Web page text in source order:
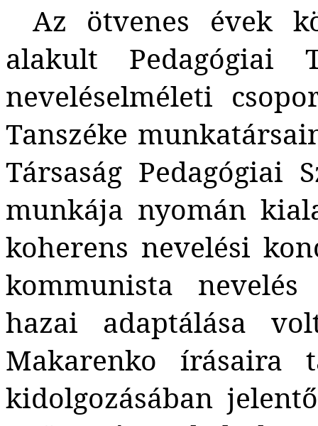
Az ötvenes évek
alakult Pedagógiai
neveléselméleti
Tanszéke
Társaság Pedagógiai
munkája nyomán
koherens nevelési
kommunista
hazai adaptálása
Makarenko írásaira
kidolgozásában